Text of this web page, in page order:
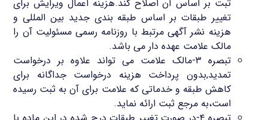
ثبت بر اساس آن اصلاح کند.هزینه اعمال ویرایش برای
تغییر طبقات بر اساس طبقه بندی جدید بین المللی و
هزینه نشر آگهی مرتبط با روزنامه رسمی مسئولیت آن را
مالک علامت عهده دار می باشد.
تبصره ۳-مالک علامت می تواند علاوه بر درخواست
تمدید,بدون پرداخت هزینه درخواست جداگانه برای
کاهش طبقه و خدماتی که علامت برای آن به ثبت رسیده
است،به مرجع ثبت ارائه نماید.